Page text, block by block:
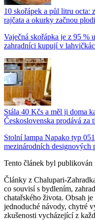
10 skořápek a půl litru octa:
rajčata a okurky začnou
Vaječná skořápka je z 95 %
zahradníci kupují v
Stála 40 Kčs a měl ji doma
Československa prodává za
Stolní lampa Napako typ
mezinárodních designových
Tento článek byl publikován
Články z Chalupari-
co souvisí s bydlením,
chatařského života. Obsah
jednoduché návody, chytré
zkušenosti vycházející z